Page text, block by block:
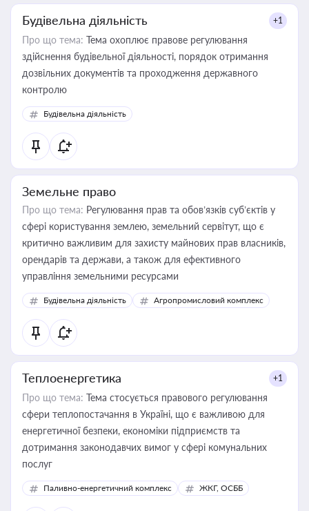
Будівельна діяльність +1
Про що тема: Тема охоплює правове регулювання
здійснення будівельної діяльності, порядок отримання
дозвільних документів та проходження державного
контролю
Будівельна діяльність
Земельне право
Про що тема: Регулювання прав та обов’язків суб’єктів у
сфері користування землею, земельний сервітут, що є
критично важливим для захисту майнових прав власників,
орендарів та держави, а також для ефективного
управління земельними ресурсами
Будівельна діяльність Агропромисловий комплекс
Теплоенергетика +1
Про що тема: Тема стосується правового регулювання
сфери теплопостачання в Україні, що є важливою для
енергетичної безпеки, економіки підприємств та
дотримання законодавчих вимог у сфері комунальних
послуг
Паливно-енергетичний комплекс ЖКГ, ОСББ